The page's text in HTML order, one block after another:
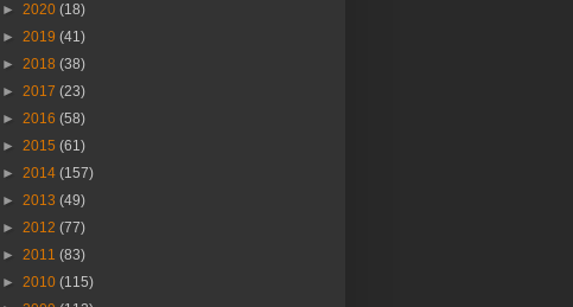
► 2020 (18)
► 2019 (41)
► 2018 (38)
► 2017 (23)
► 2016 (58)
► 2015 (61)
► 2014 (157)
► 2013 (49)
► 2012 (77)
► 2011 (83)
► 2010 (115)